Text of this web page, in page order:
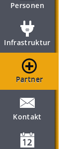
Personen
Infrastruktur
Partner
Kontakt